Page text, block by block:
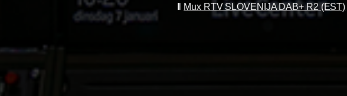
Mux RTV SLOVENIJA DAB+ R2 (EST)